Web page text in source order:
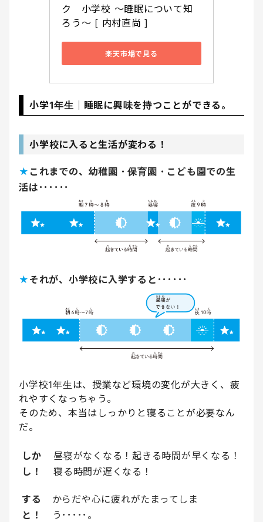
ク　小学校 ～睡眠について知
ろう～ [ 内村直尚 ]
楽天市場で見る
小学1年生｜睡眠に興味を持つことができる。
小学校に入ると生活が変わる！
★ これまでの、幼稚園・保育園・こども園での生
活は･･････
★ それが、小学校に入学すると･･････
小学校1年生は、授業など環境の変化が大きく、疲
れやすくなっちゃう。
そのため、本当はしっかりと寝ることが必要なん
だ。
しか
し！
昼寝がなくなる！起きる時間が早くなる！
寝る時間が遅くなる！
する
と！
からだや心に疲れがたまってしま
う･････。